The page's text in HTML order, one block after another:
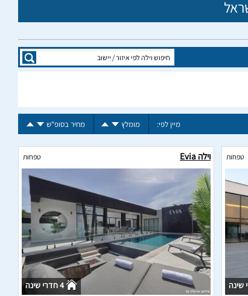
מיין לפי: מומלץ מחיר בסופ"ש
טפחות וילה Evia טפחות
4 חדרי שינה